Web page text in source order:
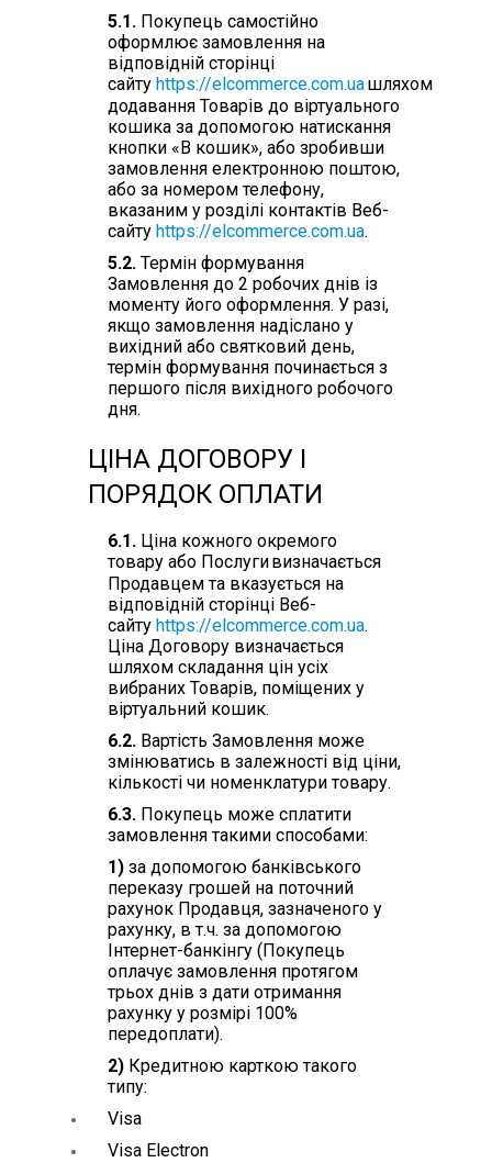
5.1. Покупець самостійно
оформлює замовлення на
відповідній сторінці
сайту https://elcommerce.com.uaшляхом
додавання Товарів до віртуального
кошика за допомогою натискання
кнопки «В кошик», або зробивши
замовлення електронною поштою,
або за номером телефону,
вказаним у розділі контактів Веб-
сайту https://elcommerce.com.ua.
5.2. Термін формування
Замовлення до 2 робочих днів із
моменту його оформлення. У разі,
якщо замовлення надіслано у
вихідний або святковий день,
термін формування починається з
першого після вихідного робочого
дня.
ЦІНА ДОГОВОРУ І
ПОРЯДОК ОПЛАТИ
6.1. Ціна кожного окремого
товару або Послугивизначається
Продавцем та вказується на
відповідній сторінці Веб-
сайту https://elcommerce.com.ua.
Ціна Договору визначається
шляхом складання цін усіх
вибраних Товарів, поміщених у
віртуальний кошик.
6.2. Вартість Замовлення може
змінюватись в залежності від ціни,
кількості чи номенклатури товару.
6.3. Покупець може сплатити
замовлення такими способами:
1) за допомогою банківського
переказу грошей на поточний
рахунок Продавця, зазначеного у
рахунку, в т.ч. за допомогою
Інтернет-банкінгу (Покупець
оплачує замовлення протягом
трьох днів з дати отримання
рахунку у розмірі 100%
передоплати).
2) Кредитною карткою такого
типу:
Visa
Visa Electron